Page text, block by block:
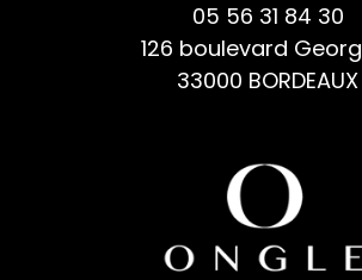
05 56 31 84 30
126 boulevard
33000 BORDEAUX